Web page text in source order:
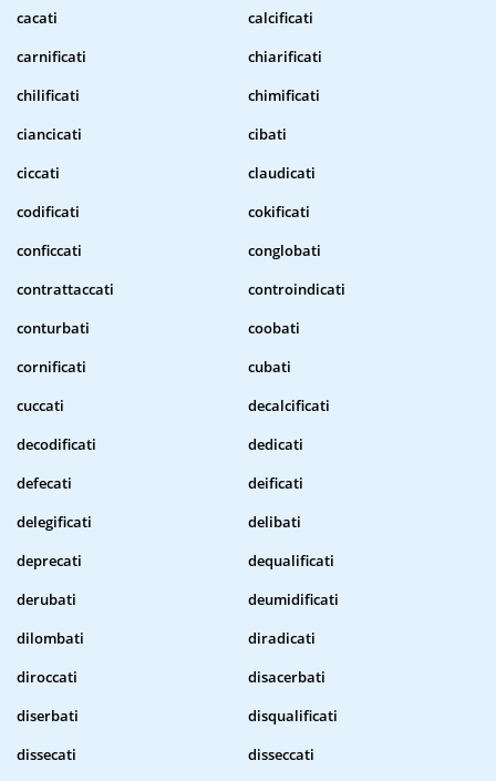
cacati
calcificati
carnificati
chiarificati
chilificati
chimificati
ciancicati
cibati
ciccati
claudicati
codificati
cokificati
conficcati
conglobati
contrattaccati
controindicati
conturbati
coobati
cornificati
cubati
cuccati
decalcificati
decodificati
dedicati
defecati
deificati
delegificati
delibati
deprecati
dequalificati
derubati
deumidificati
dilombati
diradicati
diroccati
disacerbati
diserbati
disqualificati
dissecati
disseccati